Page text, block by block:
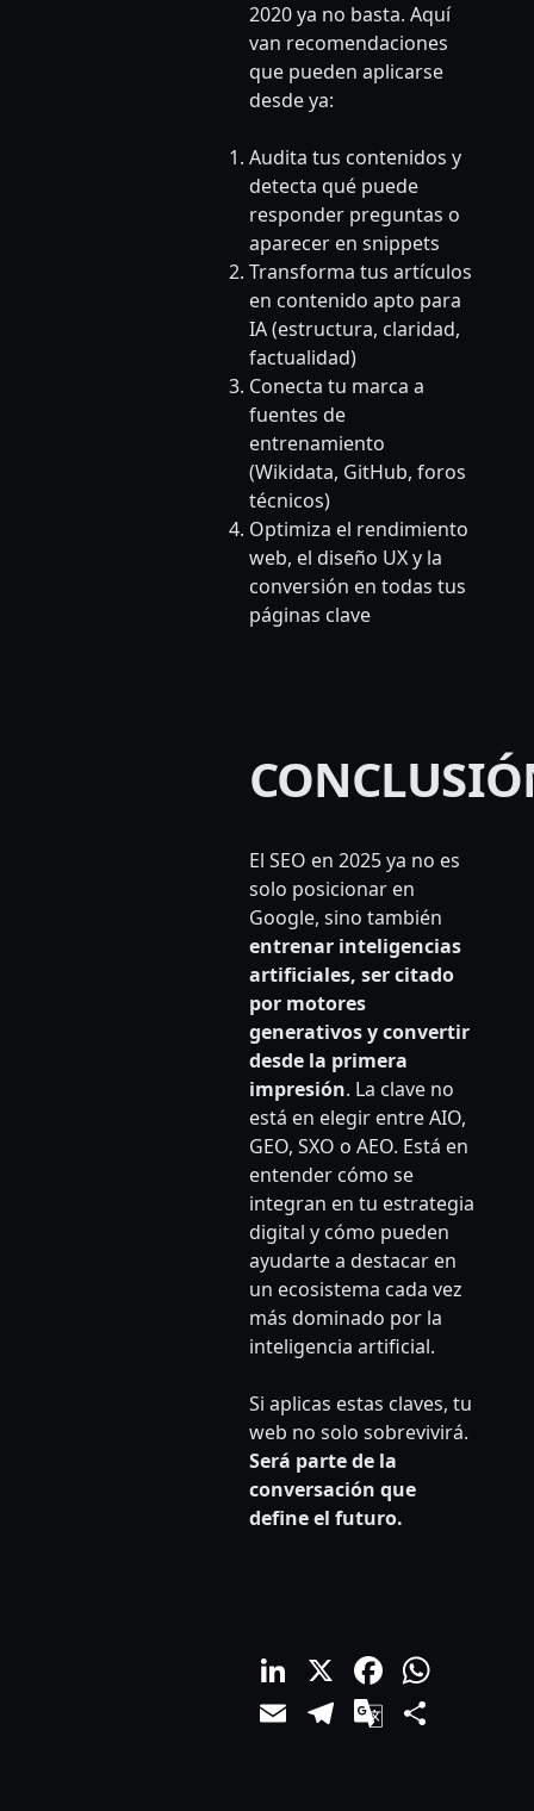
2020 ya no basta. Aquí
van recomendaciones
que pueden aplicarse
desde ya:
Audita tus contenidos y
detecta qué puede
responder preguntas o
aparecer en snippets
Transforma tus artículos
en contenido apto para
IA (estructura, claridad,
factualidad)
Conecta tu marca a
fuentes de
entrenamiento
(Wikidata, GitHub, foros
técnicos)
Optimiza el rendimiento
web, el diseño UX y la
conversión en todas tus
páginas clave
El SEO en 2025 ya no es
solo posicionar en
Google, sino también
entrenar inteligencias
artificiales, ser citado
por motores
generativos y convertir
desde la primera
impresión. La clave no
está en elegir entre AIO,
GEO, SXO o AEO. Está en
entender cómo se
integran en tu estrategia
digital y cómo pueden
ayudarte a destacar en
un ecosistema cada vez
más dominado por la
inteligencia artificial.
Si aplicas estas claves, tu
web no solo sobrevivirá.
Será parte de la
conversación que
define el futuro.
LinkedIn
X
EmailTelegram
Google